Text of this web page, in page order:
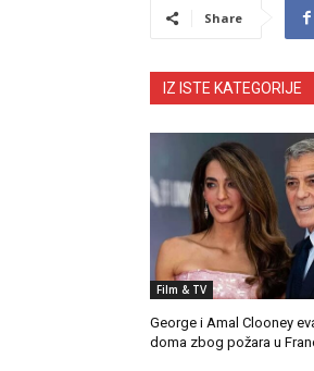
Share
IZ ISTE KATEGORIJE
Film & TV
George i Amal Clooney
doma zbog požara u